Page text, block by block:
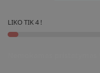
GLASS-
Raudona
LIKO TIK 4 !